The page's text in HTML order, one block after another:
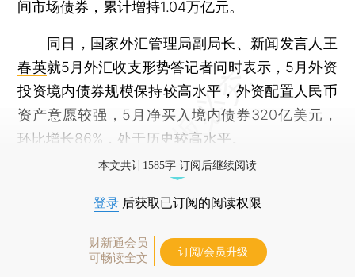
间市场债券，累计增持1.04万亿元。
同日，国家外汇管理局副局长、新闻发言人 王
春英就5月外汇收支形势答记者问时表示，5月外资
投资境内债券规模保持较高水平，外资配置人民币
资产意愿较强，5月净买入境内债券320亿美元，
环比增长86%，处于历史较高水平。
本文共计1585字 订阅后继续阅读
登录 后获取已订阅的阅读权限
财新通会员
可畅读全文
订阅/会员升级